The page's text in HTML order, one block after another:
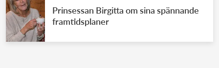
Prinsessan Birgitta om sina spännande
framtidsplaner